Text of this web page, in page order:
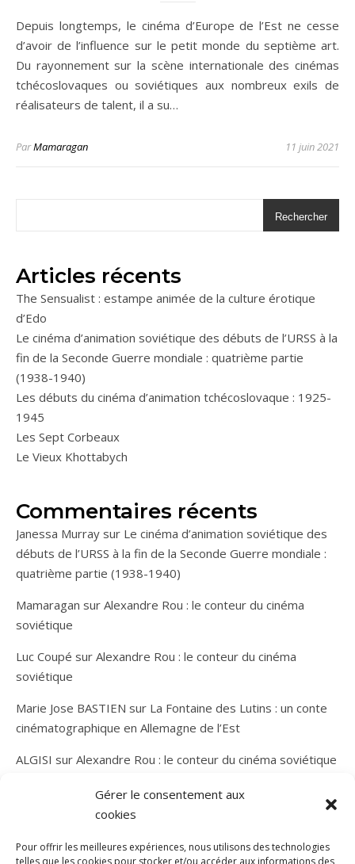
Gérer le consentement aux
cookies
Pour offrir les meilleures expériences, nous utilisons des technologies
telles que les cookies pour stocker et/ou accéder aux informations des
Depuis longtemps, le cinéma d’Europe de l’Est ne cesse
d’avoir de l’influence sur le petit monde du septième art.
Du rayonnement sur la scène internationale des cinémas
tchécoslovaques ou soviétiques aux nombreux exils de
réalisateurs de talent, il a su…
ParMamaragan 11 juin 2021
Rechercher
Articles récents
The Sensualist : estampe animée de la culture érotique
d’Edo
Le cinéma d’animation soviétique des débuts de l’URSS à la
fin de la Seconde Guerre mondiale : quatrième partie
(1938-1940)
Les débuts du cinéma d’animation tchécoslovaque : 1925-
1945
Les Sept Corbeaux
Le Vieux Khottabych
Commentaires récents
Janessa Murray sur Le cinéma d’animation soviétique des
débuts de l’URSS à la fin de la Seconde Guerre mondiale :
quatrième partie (1938-1940)
Mamaragan sur Alexandre Rou : le conteur du cinéma
soviétique
Luc Coupé sur Alexandre Rou : le conteur du cinéma
soviétique
Marie Jose BASTIEN sur La Fontaine des Lutins : un conte
cinématographique en Allemagne de l’Est
ALGISI sur Alexandre Rou : le conteur du cinéma soviétique